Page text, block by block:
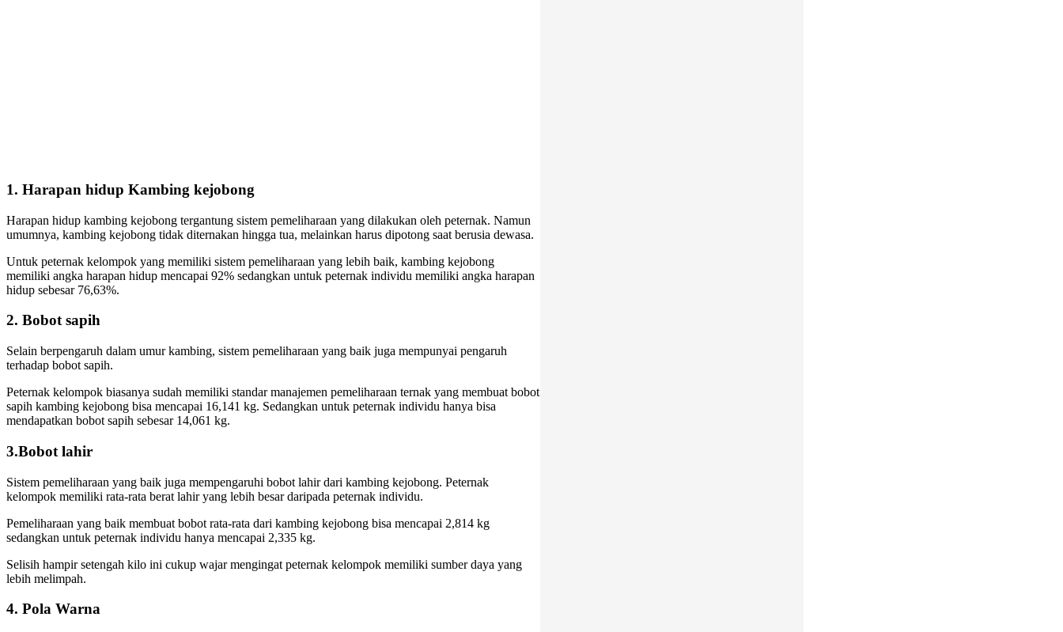
1. Harapan hidup Kambing kejobong
Harapan hidup kambing kejobong tergantung sistem pemeliharaan yang dilakukan oleh peternak. Namun
umumnya, kambing kejobong tidak diternakan hingga tua, melainkan harus dipotong saat berusia dewasa.
Untuk peternak kelompok yang memiliki sistem pemeliharaan yang lebih baik, kambing kejobong
memiliki angka harapan hidup mencapai 92% sedangkan untuk peternak individu memiliki angka harapan
hidup sebesar 76,63%.
2. Bobot sapih
Selain berpengaruh dalam umur kambing, sistem pemeliharaan yang baik juga mempunyai pengaruh
terhadap bobot sapih.
Peternak kelompok biasanya sudah memiliki standar manajemen pemeliharaan ternak yang membuat bobot
sapih kambing kejobong bisa mencapai 16,141 kg. Sedangkan untuk peternak individu hanya bisa
mendapatkan bobot sapih sebesar 14,061 kg.
3.Bobot lahir
Sistem pemeliharaan yang baik juga mempengaruhi bobot lahir dari kambing kejobong. Peternak
kelompok memiliki rata-rata berat lahir yang lebih besar daripada peternak individu.
Pemeliharaan yang baik membuat bobot rata-rata dari kambing kejobong bisa mencapai 2,814 kg
sedangkan untuk peternak individu hanya mencapai 2,335 kg.
Selisih hampir setengah kilo ini cukup wajar mengingat peternak kelompok memiliki sumber daya yang
lebih melimpah.
4. Pola Warna